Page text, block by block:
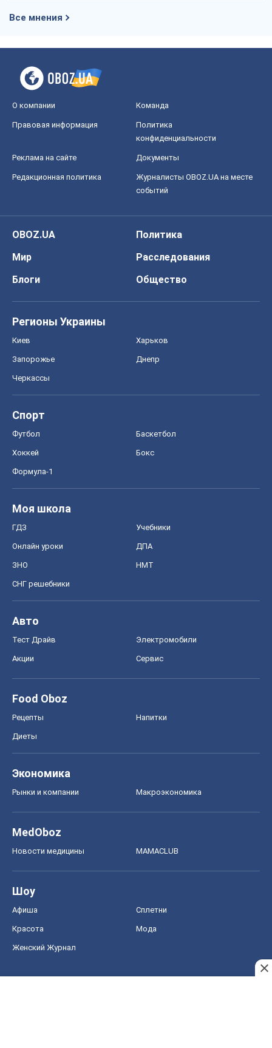
Все мнения
О компании Команда
Правовая информация
Политика
конфиденциальности
Реклама на сайте Документы
Редакционная политика
Журналисты OBOZ.UA на месте
событий
OBOZ.UA
Политика
Мир
Расследования
Блоги
Общество
Регионы Украины
Киев Харьков
Запорожье Днепр
Черкассы
Спорт
Футбол Баскетбол
Хоккей Бокс
Формула-1
Моя школа
ГДЗ Учебники
Онлайн уроки ДПА
ЗНО НМТ
СНГ решебники
Авто
Тест Драйв Электромобили
Акции Сервис
Food Oboz
Рецепты Напитки
Диеты
Экономика
Рынки и компании Mакроэкономика
MedOboz
Новости медицины MAMACLUB
Шоу
Афиша Сплетни
Красота Мода
Женский Журнал